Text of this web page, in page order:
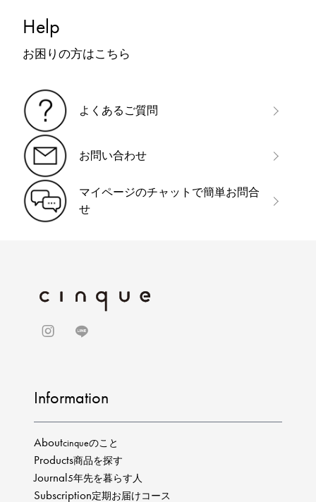
Help
お困りの方はこちら
よくあるご質問
お問い合わせ
マイページのチャットで簡単お問合
せ
Information
Aboutcinqueのこと
Products商品を探す
Journal5年先を暮らす人
Subscription定期お届けコース